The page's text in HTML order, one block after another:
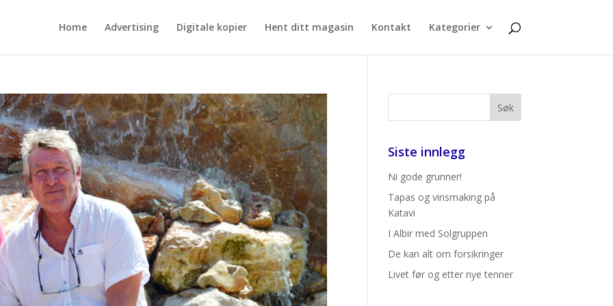
Home Advertising Digitale kopier Hent ditt magasin Kontakt Kategorier
Siste innlegg
Ni gode grunner!
Tapas og vinsmaking på
Katavi
I Albir med Solgruppen
De kan alt om forsikringer
Livet før og etter nye tenner